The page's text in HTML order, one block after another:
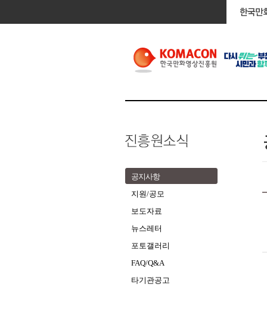
공지사항
지원/공모
보도자료
뉴스레터
포토갤러리
FAQ/Q&A
타기관공고